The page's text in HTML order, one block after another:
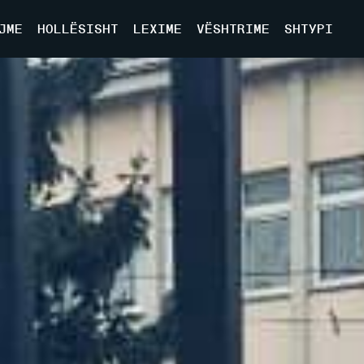
HOLLËSISHT LEXIME VËSHTRIME SHTYPI